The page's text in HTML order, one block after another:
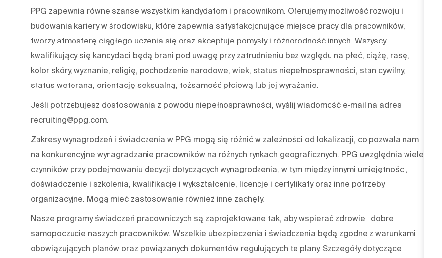
PPG zapewnia równe szanse wszystkim kandydatom i pracownikom. Oferujemy możliwość rozwoju i
budowania kariery w środowisku, które zapewnia satysfakcjonujące miejsce pracy dla pracowników,
tworzy atmosferę ciągłego uczenia się oraz akceptuje pomysły i różnorodność innych. Wszyscy
kwalifikujący się kandydaci będą brani pod uwagę przy zatrudnieniu bez względu na płeć, ciążę, rasę,
kolor skóry, wyznanie, religię, pochodzenie narodowe, wiek, status niepełnosprawności, stan cywilny,
status weterana, orientację seksualną, tożsamość płciową lub jej wyrażanie.
Jeśli potrzebujesz dostosowania z powodu niepełnosprawności, wyślij wiadomość e‑mail na adres
recruiting@ppg.com.
Zakresy wynagrodzeń i świadczenia w PPG mogą się różnić w zależności od lokalizacji, co pozwala nam
na konkurencyjne wynagradzanie pracowników na różnych rynkach geograficznych. PPG uwzględnia wiele
czynników przy podejmowaniu decyzji dotyczących wynagrodzenia, w tym między innymi umiejętności,
doświadczenie i szkolenia, kwalifikacje i wykształcenie, licencje i certyfikaty oraz inne potrzeby
organizacyjne. Mogą mieć zastosowanie również inne zachęty.
Nasze programy świadczeń pracowniczych są zaprojektowane tak, aby wspierać zdrowie i dobre
samopoczucie naszych pracowników. Wszelkie ubezpieczenia i świadczenia będą zgodne z warunkami
obowiązujących planów oraz powiązanych dokumentów regulujących te plany. Szczegóły dotyczące